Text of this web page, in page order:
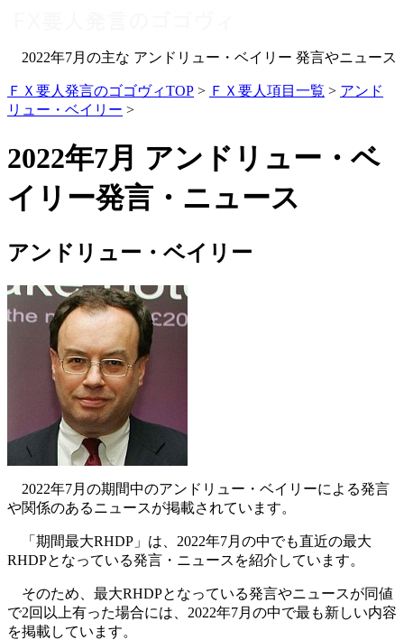
2022年7月の主な アンドリュー・ベイリー 発言やニュース
ＦＸ要人発言のゴゴヴィTOP > ＦＸ要人項目一覧 > アンド
リュー・ベイリー >
2022年7月 アンドリュー・ベ
イリー発言・ニュース
アンドリュー・ベイリー
2022年7月の期間中のアンドリュー・ベイリーによる発言
や関係のあるニュースが掲載されています。
「期間最大RHDP」は、2022年7月の中でも直近の最大
RHDPとなっている発言・ニュースを紹介しています。
そのため、最大RHDPとなっている発言やニュースが同値
で2回以上有った場合には、2022年7月の中で最も新しい内容
を掲載しています。